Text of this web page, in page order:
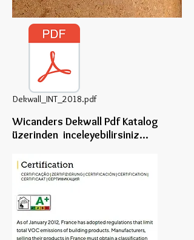
Dekwall_INT_2018.pdf
Wicanders Dekwall Pdf Katalog
üzerinden inceleyebilirsiniz...